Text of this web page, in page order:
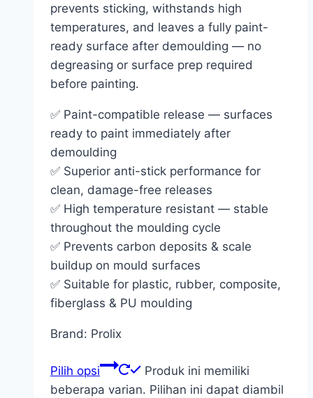
prevents sticking, withstands high
temperatures, and leaves a fully paint-
ready surface after demoulding — no
degreasing or surface prep required
before painting.
✅ Paint-compatible release — surfaces
ready to paint immediately after
demoulding
✅ Superior anti-stick performance for
clean, damage-free releases
✅ High temperature resistant — stable
throughout the moulding cycle
✅ Prevents carbon deposits & scale
buildup on mould surfaces
✅ Suitable for plastic, rubber, composite,
fiberglass & PU moulding
Brand: Prolix
Pilih opsi
Produk ini memiliki
beberapa varian. Pilihan ini dapat diambil